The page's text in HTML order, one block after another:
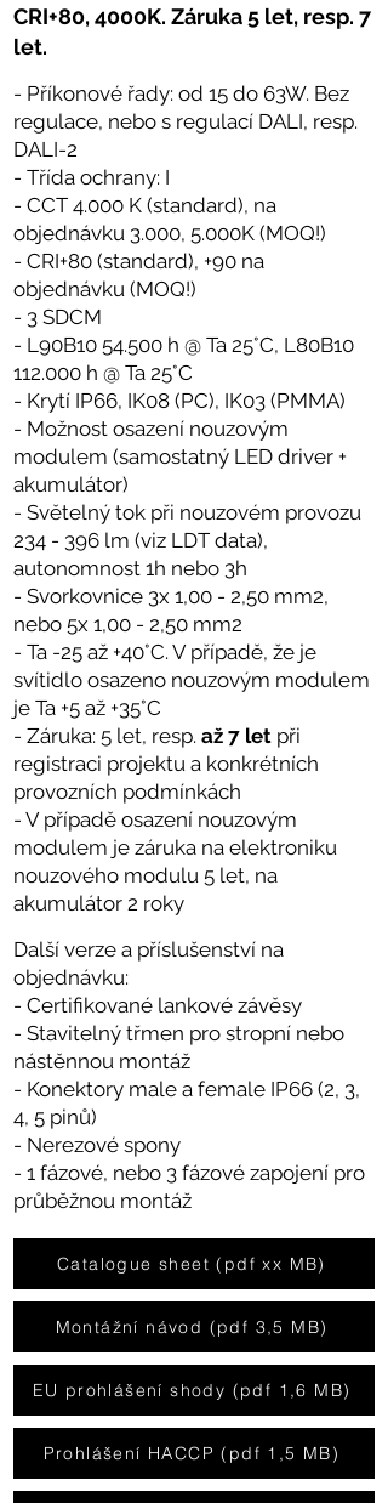
CRI+80, 4000K. Záruka 5 let, resp. 7
let.
- Příkonové řady: od 15 do 63W. Bez
regulace, nebo s regulací DALI, resp.
DALI-2
- Třída ochrany: I
- CCT 4.000 K (standard), na
objednávku 3.000, 5.000K (MOQ!)
- CRI+80 (standard), +90 na
objednávku (MOQ!)
- 3 SDCM
- L90B10 54.500 h @ Ta 25°C, L80B10
112.000 h @ Ta 25°C
- Krytí IP66, IK08 (PC), IK03 (PMMA)
- Možnost osazení nouzovým
modulem (samostatný LED driver +
akumulátor)
- Světelný tok při nouzovém provozu
234 - 396 lm (viz LDT data),
autonomnost 1h nebo 3h
- Svorkovnice 3x 1,00 - 2,50 mm2,
nebo 5x 1,00 - 2,50 mm2
- Ta -25 až +40°C. V případě, že je
svítidlo osazeno nouzovým modulem
je Ta +5 až +35°C
- Záruka: 5 let, resp. až 7 let při
registraci projektu a konkrétních
provozních podmínkách
- V případě osazení nouzovým
modulem je záruka na elektroniku
nouzového modulu 5 let, na
akumulátor 2 roky
Další verze a příslušenství na
objednávku:
- Certifikované lankové závěsy
- Stavitelný třmen pro stropní nebo
nástěnnou montáž
- Konektory male a female IP66 (2, 3,
4, 5 pinů)
- Nerezové spony
- 1 fázové, nebo 3 fázové zapojení pro
průběžnou montáž
Catalogue sheet (pdf xx MB)
Montážní návod (pdf 3,5 MB)
EU prohlášení shody (pdf 1,6 MB)
Prohlášení HACCP (pdf 1,5 MB)